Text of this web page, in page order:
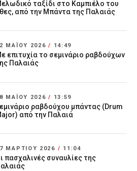
ταξίδι στο Καμπιέλο του
από την Μπάντα της Παλαιάς
ΜΑΪ́ΟΥ 2026/ 14:49
επιτυχία το σεμινάριο ραβδούχων
Παλαιάς
ΜΑΪ́ΟΥ 2026/ 13:59
ραβδούχου μπάντας (Drum
από την Παλαιά
ΜΑΡΤΊΟΥ 2026 / 11:04
πασχαλινές συναυλίες της